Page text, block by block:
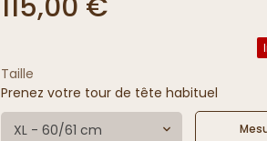
Taille
Prenez votre tour de tête habituel
XL - 60/61 cm